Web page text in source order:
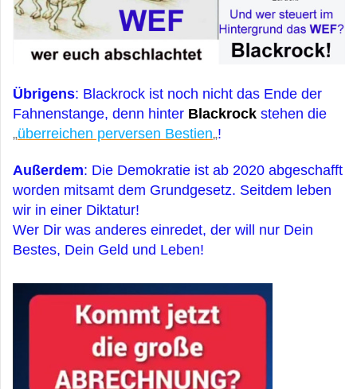
Übrigens: Blackrock ist noch nicht das Ende der
Fahnenstange, denn hinter Blackrock stehen die
„überreichen perversen Bestien„!
Außerdem: Die Demokratie ist ab 2020 abgeschafft
worden mitsamt dem Grundgesetz. Seitdem leben
wir in einer Diktatur!
Wer Dir was anderes einredet, der will nur Dein
Bestes, Dein Geld und Leben!